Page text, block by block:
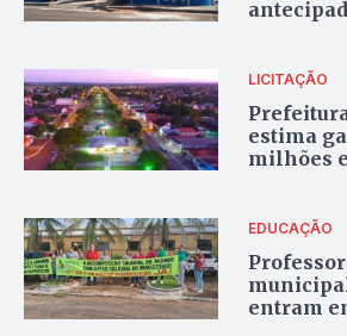
LICITAÇÃO
estima
milhões
EDUCAÇÃO
entram